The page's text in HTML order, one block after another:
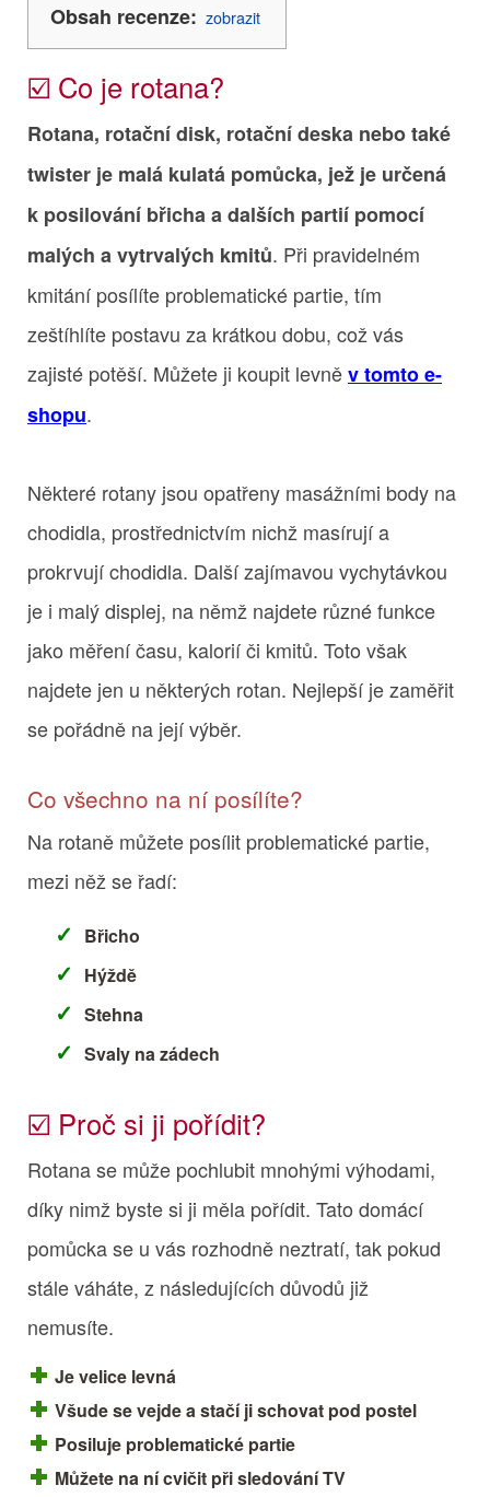
Obsah recenze: zobrazit
☑️ Co je rotana?
Rotana, rotační disk, rotační deska nebo také
twister je malá kulatá pomůcka, jež je určená
k posilování břicha a dalších partií pomocí
malých a vytrvalých kmitů. Při pravidelném
kmitání posílíte problematické partie, tím
zeštíhlíte postavu za krátkou dobu, což vás
zajisté potěší. Můžete ji koupit levněv tomto e-
shopu.
Některé rotany jsou opatřeny masážními body na
chodidla, prostřednictvím nichž masírují a
prokrvují chodidla. Další zajímavou vychytávkou
je i malý displej, na němž najdete různé funkce
jako měření času, kalorií či kmitů. Toto však
najdete jen u některých rotan. Nejlepší je zaměřit
se pořádně na její výběr.
Co všechno na ní posílíte?
Na rotaně můžete posílit problematické partie,
mezi něž se řadí:
Břicho
Hýždě
Stehna
Svaly na zádech
☑️ Proč si ji pořídit?
Rotana se může pochlubit mnohými výhodami,
díky nimž byste si ji měla pořídit. Tato domácí
pomůcka se u vás rozhodně neztratí, tak pokud
stále váháte, z následujících důvodů již
nemusíte.
Je velice levná
Všude se vejde a stačí ji schovat pod postel
Posiluje problematické partie
Můžete na ní cvičit při sledování TV